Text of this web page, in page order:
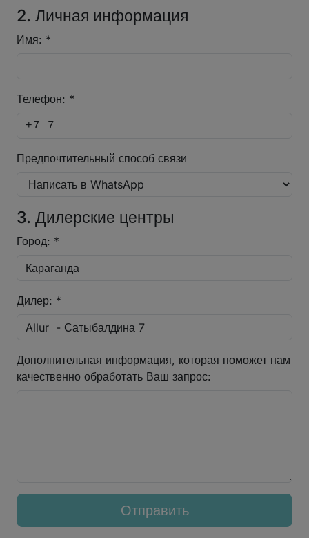
2. Личная информация
Имя: *
Телефон: *
Предпочтительный способ связи
3. Дилерские центры
Город: *
Дилер: *
Дополнительная информация, которая поможет нам
качественно обработать Ваш запрос:
Отправить